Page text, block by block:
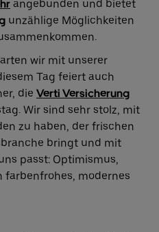
angebunden und bietet
unzählige Möglichkeiten
wir mit unserer
Tag feiert auch
die Verti Versicherung
Wir sind sehr stolz, mit
zu haben, der frischen
bringt und mit
passt: Optimismus,
farbenfrohes, modernes